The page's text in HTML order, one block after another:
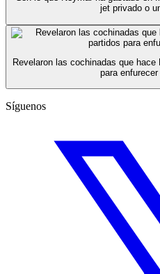
jet privado o
Revelaron las cochinadas que
para
Síguenos